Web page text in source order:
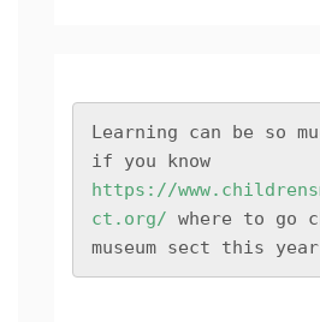
Learning can be so
https://
ct.org/ where to go
museum sect this year